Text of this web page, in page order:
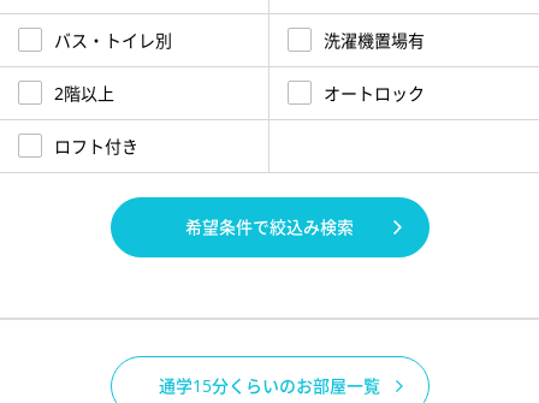
バス・トイレ別 洗濯機置場有
2階以上 オートロック
ロフト付き
希望条件で絞込み検索
通学15分くらいのお部屋一覧